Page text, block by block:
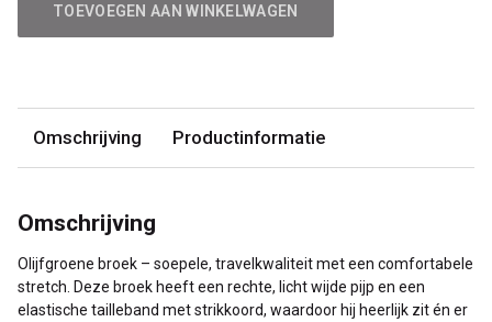
TOEVOEGEN AAN WINKELWAGEN
Omschrijving Productinformatie
Omschrijving
Olijfgroene broek – soepele, travelkwaliteit met een comfortabele
stretch. Deze broek heeft een rechte, licht wijde pijp en een
elastische tailleband met strikkoord, waardoor hij heerlijk zit én er